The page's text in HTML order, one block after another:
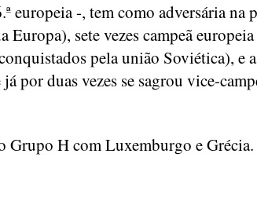
europeia -, tem como adversária na
Europa), sete vezes campeã europeia
pela união Soviética), e
por duas vezes se sagrou vice-
Grupo H com Luxemburgo e Grécia.